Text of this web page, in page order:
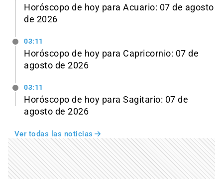
Horóscopo de hoy para Acuario: 07 de agosto
de 2026
03:11
Horóscopo de hoy para Capricornio: 07 de
agosto de 2026
03:11
Horóscopo de hoy para Sagitario: 07 de
agosto de 2026
Ver todas las noticias